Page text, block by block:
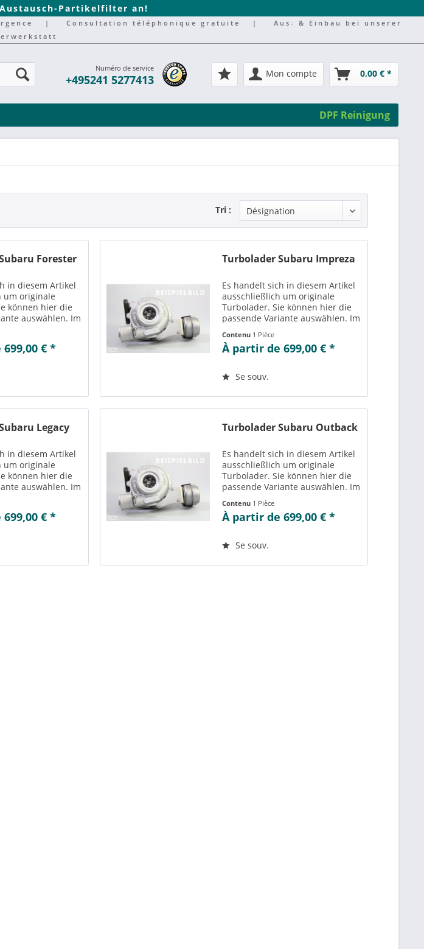
Partikelfilter an!
| Consultation téléphonique gratuite |
Aus- & Einbau bei unserer
Numéro de service
+495241 5277413 Mon compte 0,00 € *
DPF Reinigung
Tri :
Forester
in diesem Artikel
um originale
können hier die
auswählen. Im
können Sie die zu
Variante
€ *
Turbolader Subaru Impreza
Es handelt sich in diesem Artikel
ausschließlich um originale
Turbolader. Sie können hier die
passende Variante auswählen. Im
Reiter „Vergleichs-/
Teilenummern“ können Sie die zu
der ausgewählten Variante
einsehen....
Contenu 1 Pièce
À partir de 699,00 € *
Se souv.
Legacy
in diesem Artikel
um originale
können hier die
auswählen. Im
können Sie die zu
Variante
€ *
Turbolader Subaru Outback
Es handelt sich in diesem Artikel
ausschließlich um originale
Turbolader. Sie können hier die
passende Variante auswählen. Im
Teilenummern“ können Sie die zu
der ausgewählten Variante
einsehen....
Contenu 1 Pièce
À partir de 699,00 € *
Se souv.